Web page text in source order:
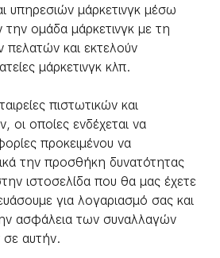
υπηρεσιών μάρκετινγκ μέσω
ομάδα μάρκετινγκ με τη
πελατών και εκτελούν
μάρκετινγκ κλπ.
πιστωτικών και
οι οποίες ενδέχεται να
προκειμένου να
την προσθήκη δυνατότητας
ιστοσελίδα που θα μας έχετε
για λογαριασμό σας και
ασφάλεια των συναλλαγών
αυτήν.